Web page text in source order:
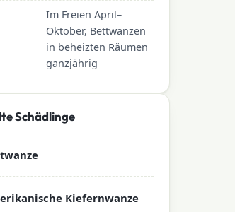
Im Freien April–
Oktober, Bettwanzen
in beheizten Räumen
ganzjährig
Schädlinge
Kiefernwanze